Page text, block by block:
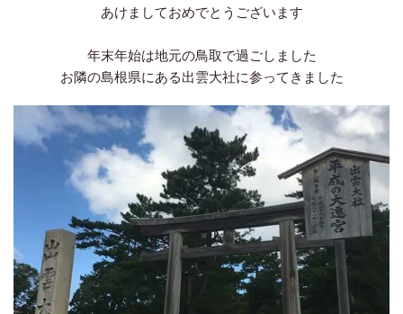
あけましておめでとうございます
年末年始は地元の鳥取で過ごしました
お隣の島根県にある出雲大社に参ってきました